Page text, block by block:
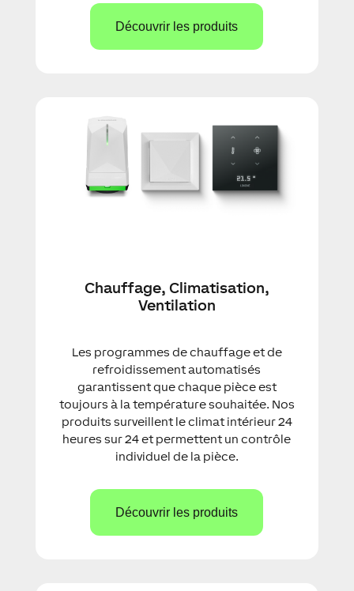
Découvrir les produits
Chauffage, Climatisation,
Ventilation
Les programmes de chauffage et de
refroidissement automatisés
garantissent que chaque pièce est
toujours à la température souhaitée. Nos
produits surveillent le climat intérieur 24
heures sur 24 et permettent un contrôle
individuel de la pièce.
Découvrir les produits